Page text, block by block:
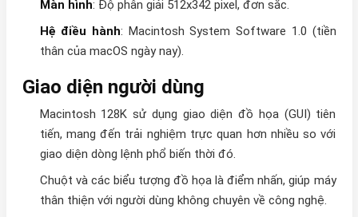
Màn hình: Độ phân giải 512x342 pixel, đơn sắc.
Hệ điều hành: Macintosh System Software 1.0 (tiền
thân của macOS ngày nay).
Giao diện người dùng
Macintosh 128K sử dụng giao diện đồ họa (GUI) tiên
tiến, mang đến trải nghiệm trực quan hơn nhiều so với
giao diện dòng lệnh phổ biến thời đó.
Chuột và các biểu tượng đồ họa là điểm nhấn, giúp máy
thân thiện với người dùng không chuyên về công nghệ.